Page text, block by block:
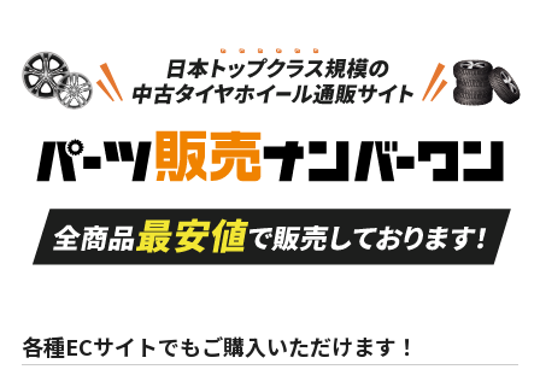
S
品）
S
新車外し品（新古
付き
A
走行距離も少なく、
目立つ傷もほとんど
ない中古品
A
走行距離も少なく、
非常に状態の良い中
古品
な中古品
んどない中古品
各種ECサイトでもご購入いただけます！